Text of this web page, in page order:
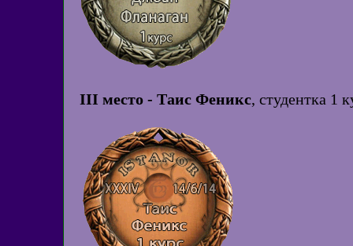
III место - Таис Феникс, студентка 1